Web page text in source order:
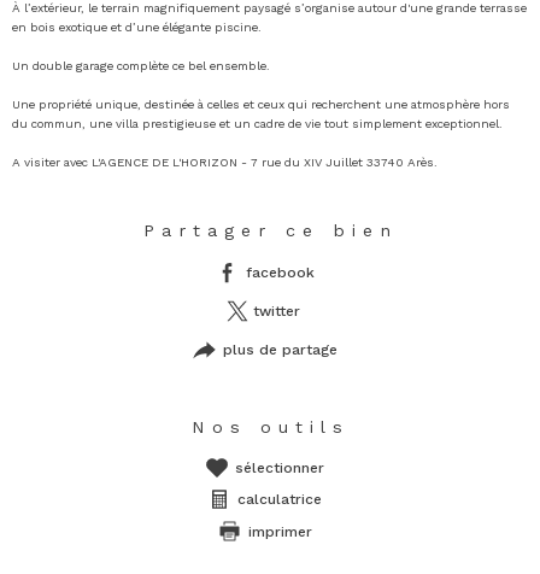
À l’extérieur, le terrain magnifiquement paysagé s’organise autour d'une grande terrasse
en bois exotique et d’une élégante piscine.
Un double garage complète ce bel ensemble.
Une propriété unique, destinée à celles et ceux qui recherchent une atmosphère hors
du commun, une villa prestigieuse et un cadre de vie tout simplement exceptionnel.
A visiter avec L'AGENCE DE L'HORIZON - 7 rue du XIV Juillet 33740 Arès.
Partager ce bien
facebook
twitter
plus de partage
Nos outils
sélectionner
calculatrice
imprimer